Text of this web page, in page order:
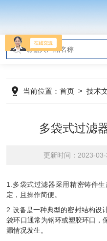
当前位置：首页 >技术
多袋式过滤
更新时间：2023-
1.多袋式过滤器采用精密铸件
定，且操作简便。
2.设备是一种典型的密封结构设
袋环口通常为钢环或塑胶环口，
漏情况发生。